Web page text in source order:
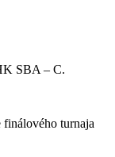
SBA – C.
turnaja